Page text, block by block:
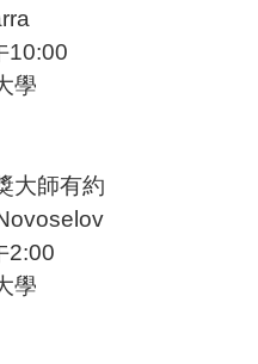
10:00
學
大師有約
2:00
學